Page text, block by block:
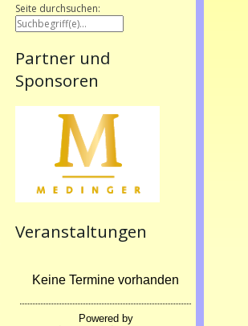
Seite durchsuchen:
Partner und
Sponsoren
Veranstaltungen